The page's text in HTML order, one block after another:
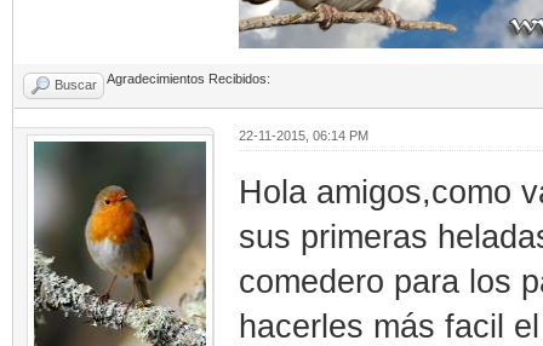
Buscar Agradecimientos Recibidos:
22-11-2015, 06:14 PM
Hola amigos,como
sus primeras
comedero para los
hacerles más facil